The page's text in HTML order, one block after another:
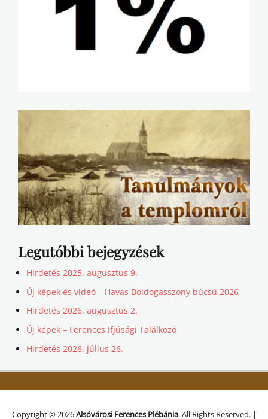
Legutóbbi bejegyzések
Hirdetés 2025. augusztus 9.
Új képek és videó – Havas Boldogasszony búcsú 2026
Hirdetés 2026. augusztus 2.
Új képek – Ferences Ifjúsági Találkozó
Hirdetés 2026. július 26.
Copyright © 2026Alsóvárosi Ferences Plébánia. All Rights Reserved. |